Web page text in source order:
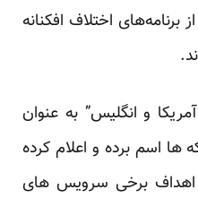
برنامه‌های اختلاف افکنانه
و انگلیس” به عنوان
اسم برده و اعلام کرده
اهداف برخی سرویس های